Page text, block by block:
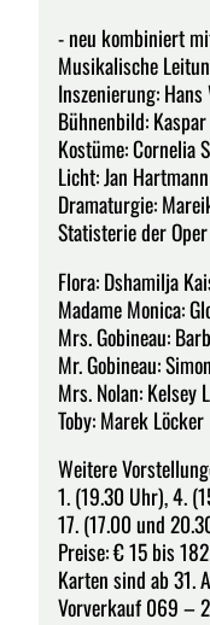
- neu kombiniert
Musikalische
Inszenierung:
Bühnenbild:
Kostüme: Cornelia
Licht: Jan Hartmann
Dramaturgie:
Statisterie der
Flora: Dshamilja
Madame Monica:
Mrs. Gobineau:
Mr. Gobineau:
Mrs. Nolan: Kelsey
Toby: Marek Löcker
Weitere
1. (19.30 Uhr), 4.
17. (17.00 und
Preise: € 15 bis
Karten sind ab 31.
Vorverkauf 069 –